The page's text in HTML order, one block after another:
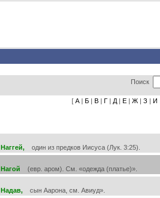
Поиск
[ А | Б | В | Г | Д | Е | Ж | З | И
Наггей, один из предков Иисуса (Лук. 3:25).
Нагой (евр. аром). См. «одежда (платье)».
Надав, сын Аарона, см. Авиуд».